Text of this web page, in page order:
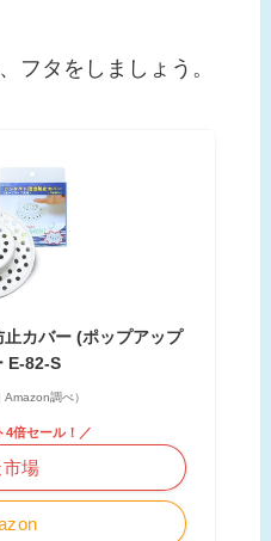
フタをしましょう。
カバー (ポップアップ
E-82-S
調べ）
4倍セール！／
場